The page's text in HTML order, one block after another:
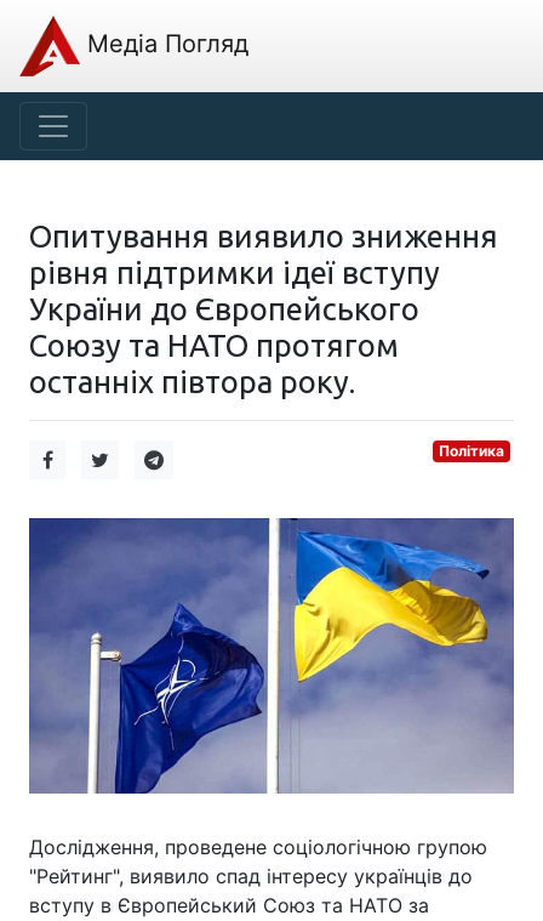
Медіа Погляд
Опитування виявило зниження
рівня підтримки ідеї вступу
України до Європейського
Союзу та НАТО протягом
останніх півтора року.
Політика
Дослідження, проведене соціологічною групою
"Рейтинг", виявило спад інтересу українців до
вступу в Європейський Союз та НАТО за